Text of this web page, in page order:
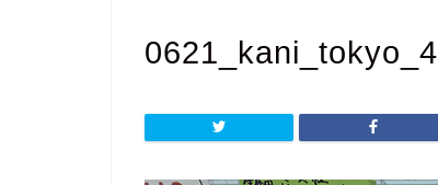
0621_kani_tokyo_4